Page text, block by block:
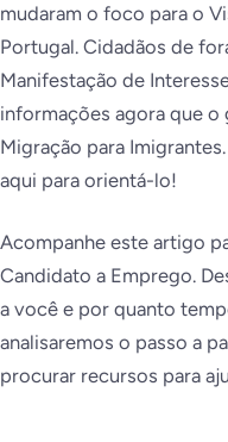
mudaram o foco para o
Portugal. Cidadãos de
Manifestação de
informações agora que
Migração para
aqui para orientá-lo!
Acompanhe este artigo
Candidato a Emprego.
a você e por quanto
analisaremos o passo a
procurar recursos para